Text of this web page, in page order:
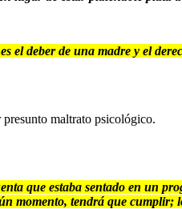
el deber de una madre y el
presunto maltrato psicológico.
que estaba sentado en un
momento, tendrá que